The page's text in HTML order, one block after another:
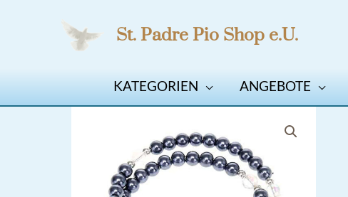
St. Padre Pio Shop e.U.
KATEGORIEN ANGEBOTE